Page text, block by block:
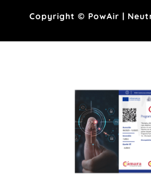
Copyright © PowAir |